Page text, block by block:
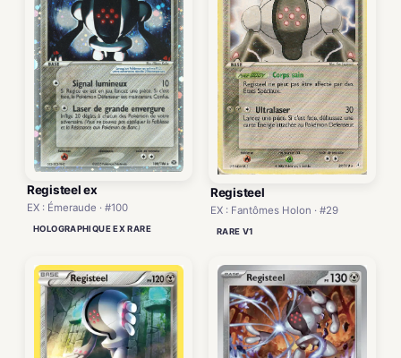
Registeel ex
EX : Émeraude · #100
HOLOGRAPHIQUE EX RARE
Registeel
EX : Fantômes Holon · #29
RARE V1